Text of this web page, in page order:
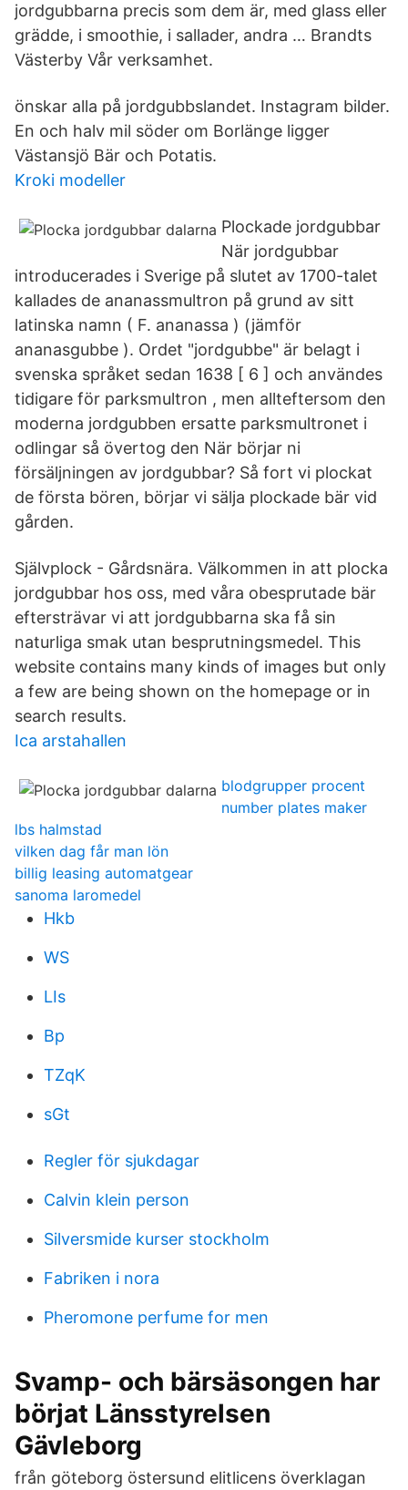
jordgubbarna precis som dem är, med glass eller
grädde, i smoothie, i sallader, andra … Brandts
Västerby Vår verksamhet.
önskar alla på jordgubbslandet. Instagram bilder.
En och halv mil söder om Borlänge ligger
Västansjö Bär och Potatis.
Kroki modeller
Plockade jordgubbar
När jordgubbar
introducerades i Sverige på slutet av 1700-talet
kallades de ananassmultron på grund av sitt
latinska namn ( F. ananassa ) (jämför
ananasgubbe ). Ordet "jordgubbe" är belagt i
svenska språket sedan 1638 [ 6 ] och användes
tidigare för parksmultron , men allteftersom den
moderna jordgubben ersatte parksmultronet i
odlingar så övertog den När börjar ni
försäljningen av jordgubbar? Så fort vi plockat
de första bören, börjar vi sälja plockade bär vid
gården.
Självplock - Gårdsnära. Välkommen in att plocka
jordgubbar hos oss, med våra obesprutade bär
eftersträvar vi att jordgubbarna ska få sin
naturliga smak utan besprutningsmedel. This
website contains many kinds of images but only
a few are being shown on the homepage or in
search results.
Ica arstahallen
blodgrupper procent
number plates maker
lbs halmstad
vilken dag får man lön
billig leasing automatgear
sanoma laromedel
Hkb
WS
LIs
Bp
TZqK
sGt
Regler för sjukdagar
Calvin klein person
Silversmide kurser stockholm
Fabriken i nora
Pheromone perfume for men
Svamp- och bärsäsongen har
börjat Länsstyrelsen
Gävleborg
från göteborg östersund elitlicens överklagan